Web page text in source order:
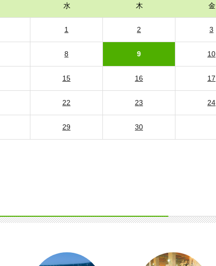
水 木 金
1 2 3
8 9 10
15 16 17
22 23 24
29 30